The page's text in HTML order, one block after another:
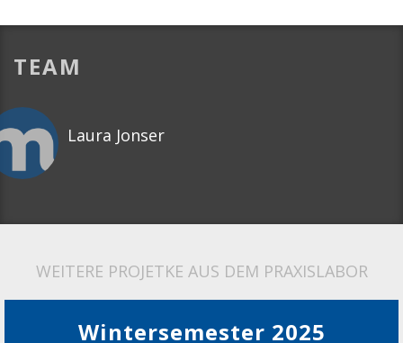
TEAM
Laura Jonser
WEITERE PROJETKE AUS DEM PRAXISLABOR
Wintersemester 2025